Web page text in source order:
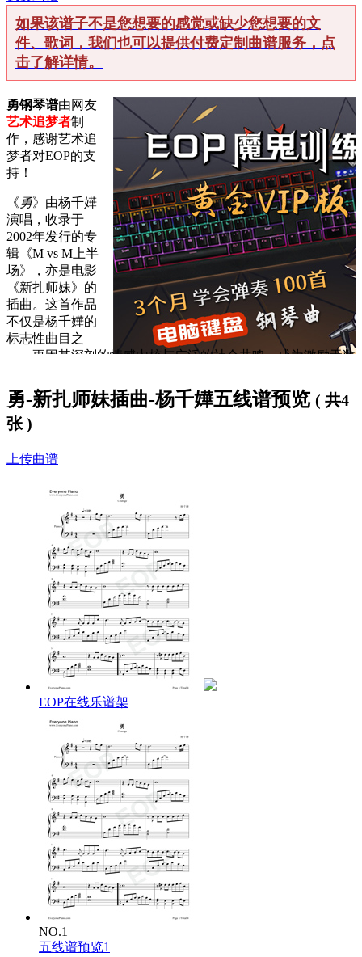
如果该谱子不是您想要的感觉或缺少您想要的文
件、歌词，我们也可以提供付费定制曲谱服务，点
击了解详情。
勇钢琴谱由网友
艺术追梦者制
作，感谢艺术追
梦者对EOP的支
持！
《勇》由杨千嬅
演唱，收录于
2002年发行的专
辑《M vs M上半
场》，亦是电影
《新扎师妹》的
插曲。这首作品
不仅是杨千嬅的
标志性曲目之
一，更因其深刻的情感内核与广泛的社会共鸣，成为激励无数
歌词下方是勇钢琴谱，大家可以免费下载学习。
勇歌词：
我也不是不怕死
但是在浪漫热吻之前
如何险要悬崖绝岭
为你亦当是平地
爱你不用合情理
但愿用直觉本能去抓住你
一想到心仪的你
从来没有的力气
突然注入渐软的双臂
旁人从不赞同
连情理也不容
仍全情投入伤都不觉痛
如穷追一个梦
谁人如何激进
亦不及我为你那么勇
沿途红灯再红
无人可挡我路
望着是万马千军都直冲
我没有温柔
唯独有这点英勇
我也希望被怜爱
但自愿扮作英雄去保护你
勋章你不留给我
仍然愿意撑下去
傲然笑着为你挡兵器
旁人从不赞同
连情理也不容
仍全情投入伤都不觉痛
勇-新扎师妹插曲-杨千嬅五线谱预览 ( 共4
张 )
上传曲谱
EOP在线乐谱架
NO.1
五线谱预览1